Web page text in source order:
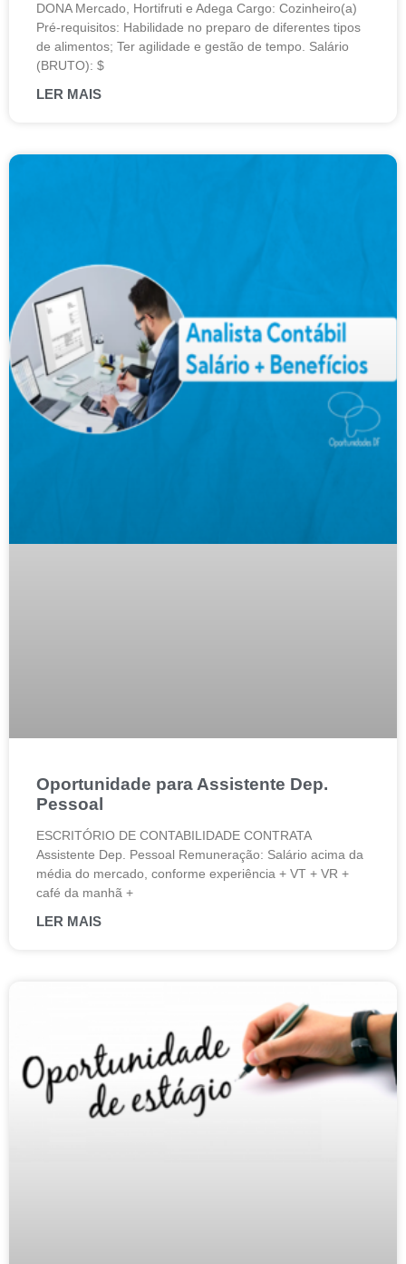
DONA Mercado, Hortifruti e Adega Cargo: Cozinheiro(a)
Pré-requisitos: Habilidade no preparo de diferentes tipos
de alimentos; Ter agilidade e gestão de tempo. Salário
(BRUTO): $
LER MAIS
Oportunidade para Assistente Dep.
Pessoal
ESCRITÓRIO DE CONTABILIDADE CONTRATA
Assistente Dep. Pessoal Remuneração: Salário acima da
média do mercado, conforme experiência + VT + VR +
café da manhã +
LER MAIS